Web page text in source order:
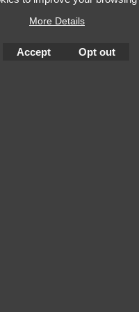
More Details
Accept Opt out